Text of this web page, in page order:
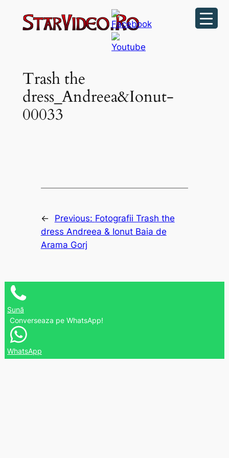
Trash the
dress_Andreea&Ionut-
00033
← Previous: Fotografii Trash the
dress Andreea & Ionut Baia de
Arama Gorj
Sună
Converseaza pe WhatsApp!
WhatsApp